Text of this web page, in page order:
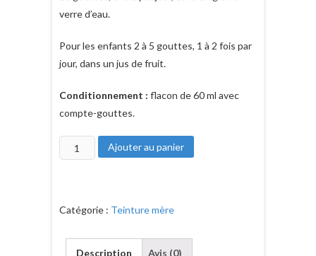
verre d’eau.
Pour les enfants 2 à 5 gouttes, 1 à 2 fois par
jour, dans un jus de fruit.
Conditionnement : flacon de 60 ml avec
compte-gouttes.
quantité
de
mère
Ajouter au panier
Catégorie : Teinture mère
Description Avis (0)